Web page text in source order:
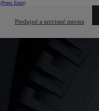
(Press Enter)
Predajné a servisné miesta